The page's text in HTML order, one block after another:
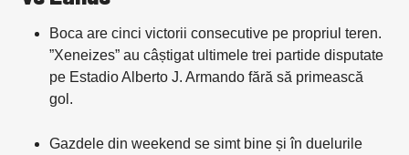
Boca are cinci victorii consecutive pe propriul teren.
”Xeneizes” au câștigat ultimele trei partide disputate
pe Estadio Alberto J. Armando fără să primească
gol.
Gazdele din weekend se simt bine și în duelurile